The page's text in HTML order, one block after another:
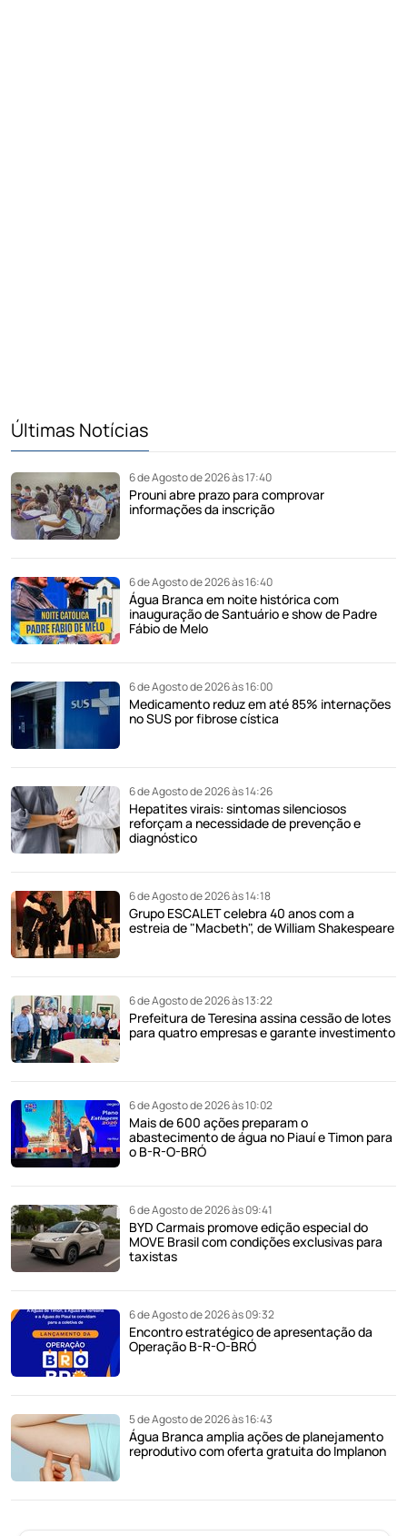
Últimas Notícias
6 de Agosto de 2026 às 17:40
Prouni abre prazo para comprovar
informações da inscrição
6 de Agosto de 2026 às 16:40
Água Branca em noite histórica com
inauguração de Santuário e show de Padre
Fábio de Melo
6 de Agosto de 2026 às 16:00
Medicamento reduz em até 85% internações
no SUS por fibrose cística
6 de Agosto de 2026 às 14:26
Hepatites virais: sintomas silenciosos
reforçam a necessidade de prevenção e
diagnóstico
6 de Agosto de 2026 às 14:18
Grupo ESCALET celebra 40 anos com a
estreia de "Macbeth", de William Shakespeare
6 de Agosto de 2026 às 13:22
Prefeitura de Teresina assina cessão de lotes
para quatro empresas e garante investimento
6 de Agosto de 2026 às 10:02
Mais de 600 ações preparam o
abastecimento de água no Piauí e Timon para
o B-R-O-BRÓ
6 de Agosto de 2026 às 09:41
BYD Carmais promove edição especial do
MOVE Brasil com condições exclusivas para
taxistas
6 de Agosto de 2026 às 09:32
Encontro estratégico de apresentação da
Operação B-R-O-BRÓ
5 de Agosto de 2026 às 16:43
Água Branca amplia ações de planejamento
reprodutivo com oferta gratuita do Implanon